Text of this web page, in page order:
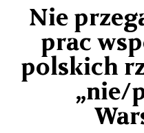
Nie
prac
polskich
„nie/